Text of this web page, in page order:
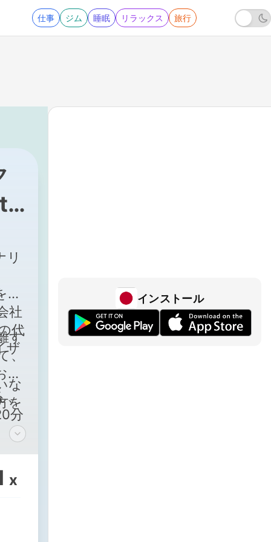
仕事 ジム 睡眠 リラックス 旅行
リ
」
社
代
ザ
な
を
す
、
送
、
分
x
インストール